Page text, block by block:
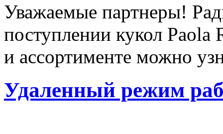
Уважаемые партнеры!
поступлении кукол
и ассортименте можно
Удаленный режим